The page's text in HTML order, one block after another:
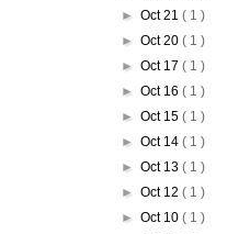
►Oct 21( 1 )
►Oct 20( 1 )
►Oct 17( 1 )
►Oct 16( 1 )
►Oct 15( 1 )
►Oct 14( 1 )
►Oct 13( 1 )
►Oct 12( 1 )
►Oct 10( 1 )